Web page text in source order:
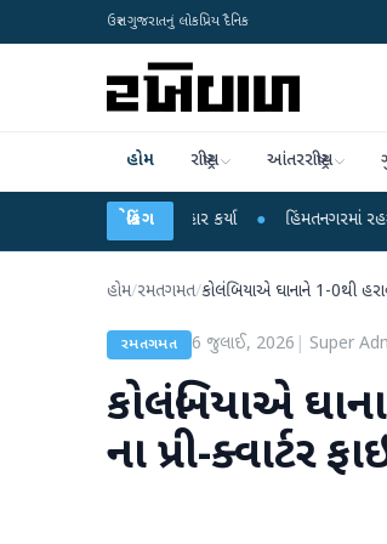
ઉત્તર ગુજરાતનું લોકપ્રિય દૈનિક
હોમ રાષ્ટ્રીય આંતરરાષ્ટ્રીય
બ્રેકિંગ
પર પ્રહાર કર્યા હિંમતનગરમાં રહસ્યમય વાયરસ કે
હોમ/રમતગમત/કોલંબિયાએ ઘાનાને 1-0થી
રમતગમત 6 જુલાઈ, 2026 Super
કોલંબિયાએ
ના પ્રી-ક્વાર્ટર